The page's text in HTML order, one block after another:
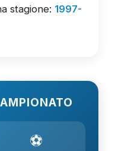
stagione: 1997-
⚽